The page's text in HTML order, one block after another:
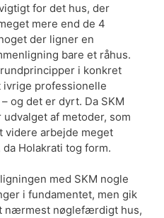
for det hus, der
mere end de 4
der ligner en
bare et råhus.
i konkret
professionelle
og det er dyrt. Da SKM
udvalget af metoder, som
videre arbejde meget
Holakrati tog form.
med SKM nogle
i fundamentet, men gik
nærmest nøglefærdigt hus,